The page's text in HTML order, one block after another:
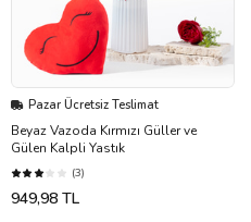
Pazar Ücretsiz Teslimat
Beyaz Vazoda Kırmızı Güller ve
Gülen Kalpli Yastık
(3)
949,98 TL